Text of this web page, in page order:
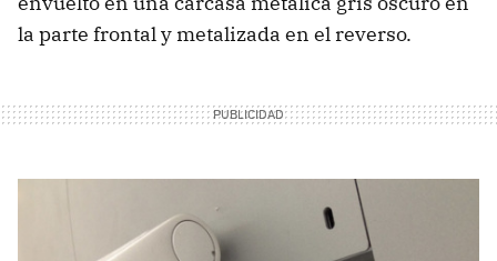
la parte frontal y metalizada en el reverso.